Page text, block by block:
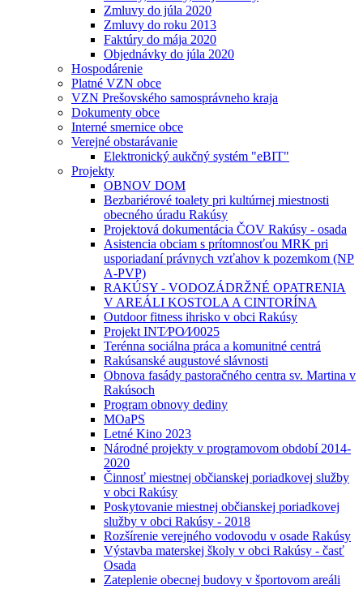
Zmluvy do júla 2020
Zmluvy do roku 2013
Faktúry do mája 2020
Objednávky do júla 2020
Hospodárenie
Platné VZN obce
VZN Prešovského samosprávneho kraja
Dokumenty obce
Interné smernice obce
Verejné obstarávanie
Elektronický aukčný systém "eBIT"
Projekty
OBNOV DOM
Bezbariérové toalety pri kultúrnej miestnosti
obecného úradu Rakúsy
Projektová dokumentácia ČOV Rakúsy - osada
Asistencia obciam s prítomnosťou MRK pri
usporiadaní právnych vzťahov k pozemkom (NP
A-PVP)
RAKÚSY - VODOZÁDRŽNÉ OPATRENIA
V AREÁLI KOSTOLA A CINTORÍNA
Outdoor fitness ihrisko v obci Rakúsy
Projekt INT⁄PO⁄I⁄0025
Terénna sociálna práca a komunitné centrá
Rakúsanské augustové slávnosti
Obnova fasády pastoračného centra sv. Martina v
Rakúsoch
Program obnovy dediny
MOaPS
Letné Kino 2023
Národné projekty v programovom období 2014-
2020
Činnosť miestnej občianskej poriadkovej služby
v obci Rakúsy
Poskytovanie miestnej občianskej poriadkovej
služby v obci Rakúsy - 2018
Rozšírenie verejného vodovodu v osade Rakúsy
Výstavba materskej školy v obci Rakúsy - časť
Osada
Zateplenie obecnej budovy v športovom areáli